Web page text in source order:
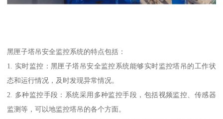
黑匣子塔吊安全监控系统的特点包括：
1. 实时监控：黑匣子塔吊安全监控系统能够实时监控塔吊的工作状
态和运行情况，及时发现异常情况。
2. 多种监控手段：系统采用多种监控手段，包括视频监控、传感器
监测等，可以地监控塔吊的各个方面。